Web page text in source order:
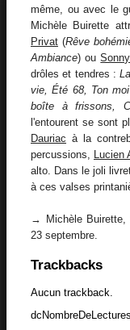
même, ou avec le
Michèle Buirette
Privat (Rêve
Ambiance) ou
drôles et tendres :
vie, Été 68, Ton
boîte à frissons,
l'entourent se sont
Dauriac à la
percussions,
Lucien
alto. Dans le joli
à ces valses
→ Michèle
23 septembre.
Trackbacks
Aucun trackback.